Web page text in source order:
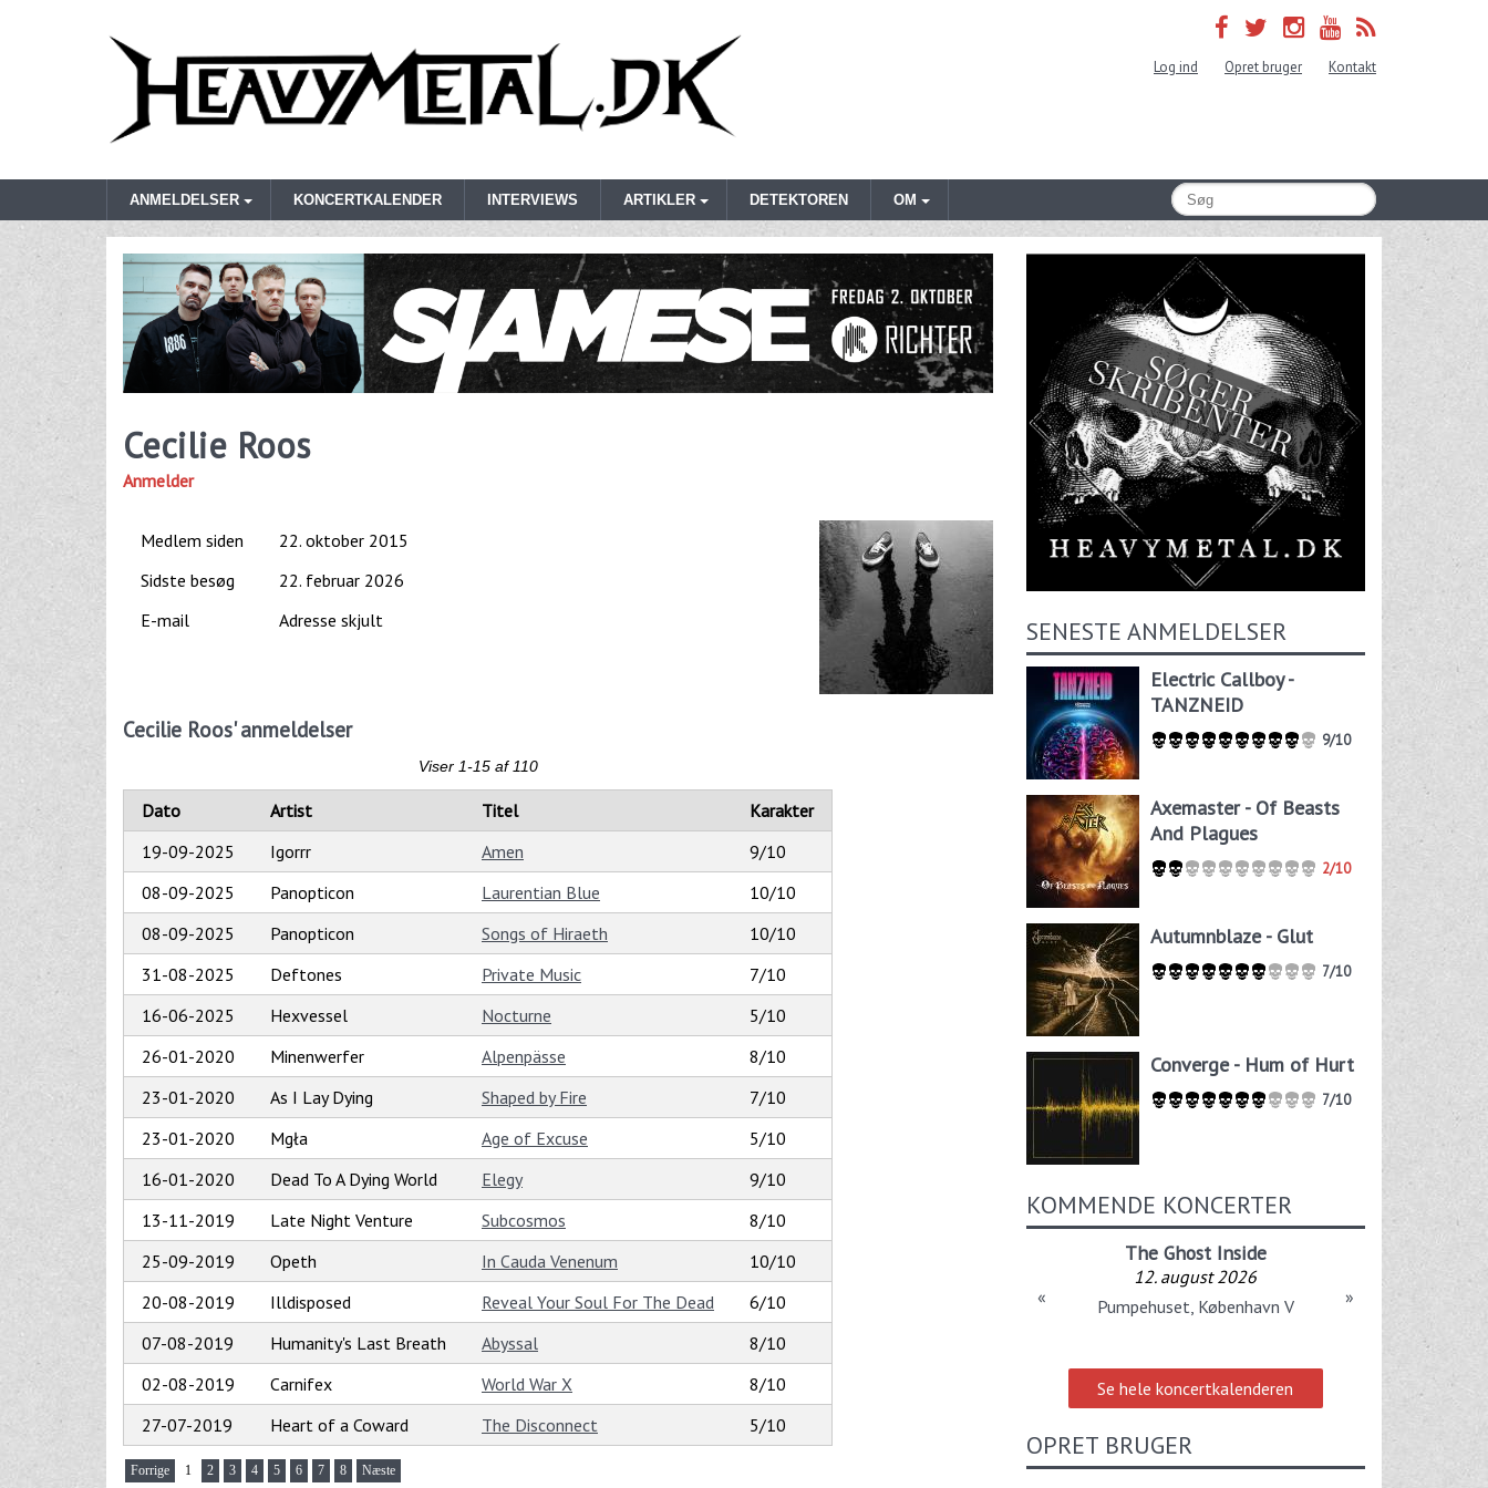
Log ind Opret bruger Kontakt
ANMELDELSER KONCERTKALENDER INTERVIEWS ARTIKLER DETEKTOREN OM
Cecilie Roos
Anmelder
Medlem siden
22. oktober 2015
Sidste besøg
22. februar 2026
E-mail
Adresse skjult
Cecilie Roos' anmeldelser
Viser 1-15 af 110
Dato Artist Titel
Karakter
19-09-2025
Igorrr Amen
9/10
08-09-2025
Panopticon Laurentian Blue
10/10
08-09-2025
Panopticon Songs of Hiraeth
10/10
31-08-2025
Deftones Private Music
7/10
16-06-2025
Hexvessel Nocturne
5/10
26-01-2020
Minenwerfer Alpenpässe
8/10
23-01-2020
As I Lay Dying Shaped by Fire
7/10
23-01-2020
Mgła Age of Excuse
5/10
16-01-2020
Dead To A Dying World Elegy
9/10
13-11-2019
Late Night Venture Subcosmos
8/10
25-09-2019
Opeth In Cauda Venenum
10/10
20-08-2019
Illdisposed Reveal Your Soul For The Dead
6/10
07-08-2019
Humanity's Last Breath Abyssal
8/10
02-08-2019
Carnifex World War X
8/10
27-07-2019
Heart of a Coward The Disconnect 5/10
Forrige 1 2 3 4 5 6 7 8 Næste
SENESTE ANMELDELSER
Electric Callboy -
TANZNEID
9/10
Axemaster - Of Beasts
And Plagues
2/10
Autumnblaze - Glut
7/10
Converge - Hum of Hurt
7/10
KOMMENDE KONCERTER
The Ghost Inside
12. august 2026
Pumpehuset, København V
« »
Se hele koncertkalenderen
OPRET BRUGER